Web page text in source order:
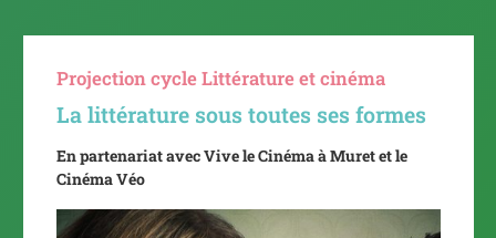
Projection cycle Littérature et cinéma
La littérature sous toutes ses formes
En partenariat avec Vive le Cinéma à Muret et le
Cinéma Véo